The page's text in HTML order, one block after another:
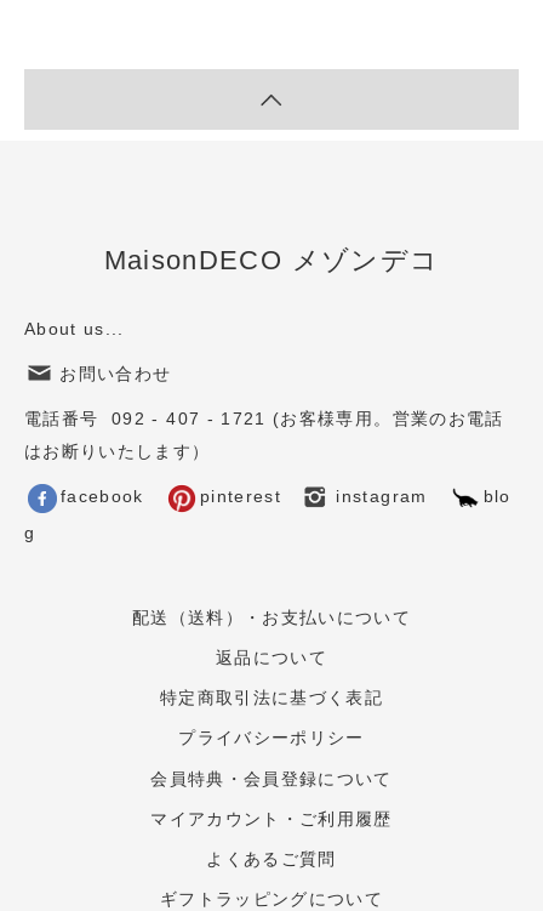
MaisonDECO メゾンデコ
About us...
お問い合わせ
電話番号 092 - 407 - 1721 (お客様専用。営業のお電話
はお断りいたします）
facebook pinterest instagram
blo
g
配送（送料）・お支払いについて
返品について
特定商取引法に基づく表記
プライバシーポリシー
会員特典・会員登録について
マイアカウント・ご利用履歴
よくあるご質問
ギフトラッピングについて